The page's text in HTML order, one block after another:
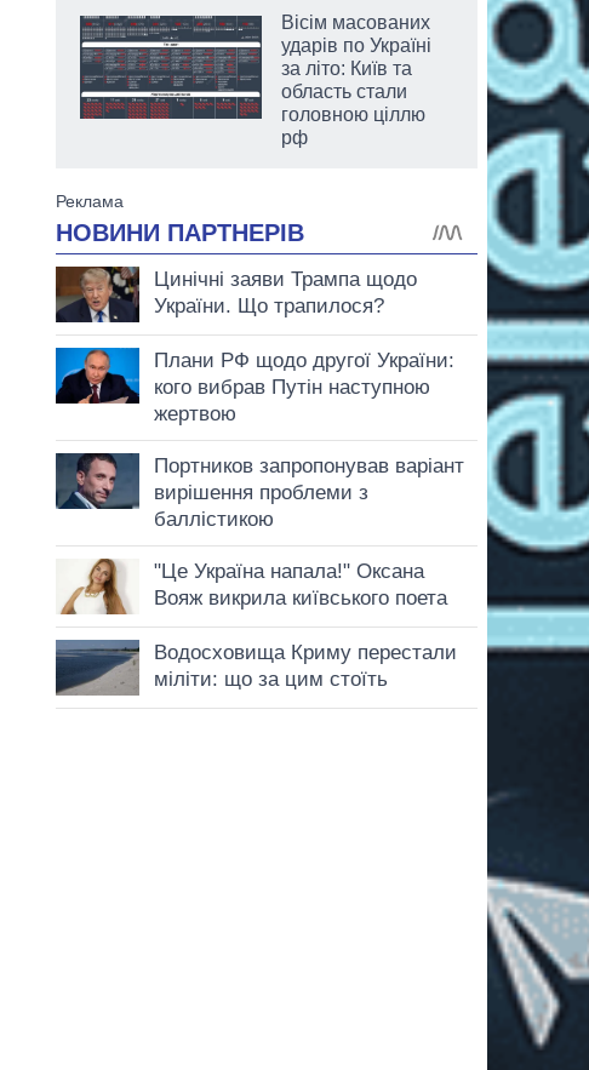
Вісім масованих
ударів по Україні
за літо: Київ та
область стали
головною ціллю
рф